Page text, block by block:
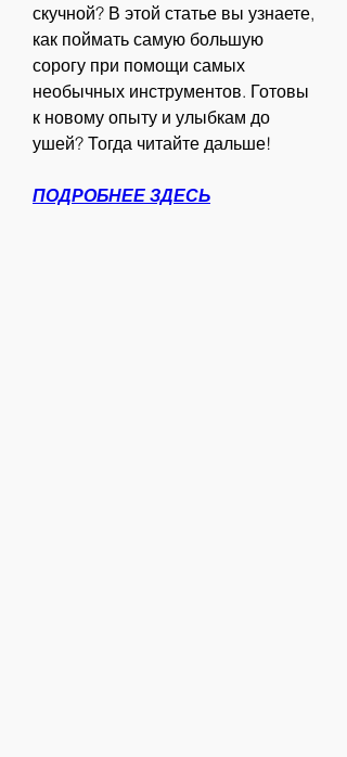
скучной? В этой статье вы узнаете,
как поймать самую большую
сорогу при помощи самых
необычных инструментов. Готовы
к новому опыту и улыбкам до
ушей? Тогда читайте дальше!
ПОДРОБНЕЕ ЗДЕСЬ